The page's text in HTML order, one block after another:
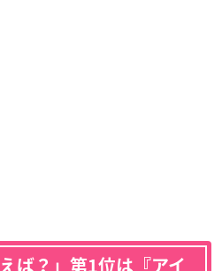
ば？」第1位は『アイ